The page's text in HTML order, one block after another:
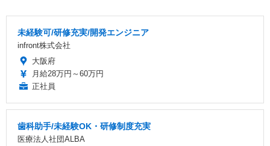
未経験可/研修充実/開発エンジニア
infront株式会社
大阪府
月給28万円～60万円
正社員
歯科助手/未経験OK・研修制度充実
医療法人社団ALBA